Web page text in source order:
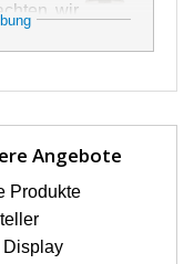
wir
und
mit dem
z. B.
Risse.
Display
oder
Angebote
Produkte
Display